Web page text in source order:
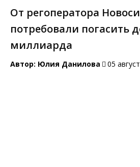
От регоператора
потребовали погасить
миллиарда
Автор: Юлия Данилова 05